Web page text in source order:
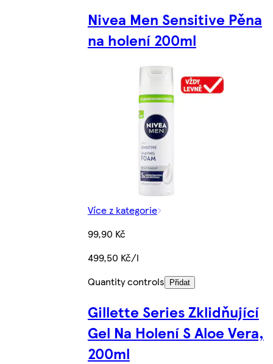
Nivea Men Sensitive Pěna
na holení 200ml
Více z kategorie
99,90 Kč
499,50 Kč/l
Quantity controls
Přidat
Gillette Series Zklidňující
Gel Na Holení S Aloe Vera,
200ml